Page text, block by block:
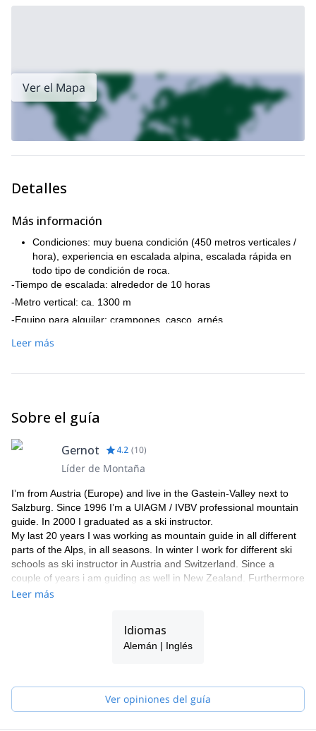
Ver el Mapa
Detalles
Más información
Condiciones: muy buena condición (450 metros verticales /
hora), experiencia en escalada alpina, escalada rápida en
todo tipo de condición de roca.
-Tiempo de escalada: alrededor de 10 horas
-Metro vertical: ca. 1300 m
-Equipo para alquilar: crampones, casco, arnés
Leer más
Sobre el guía
Gernot 4.2 (10)
Líder de Montaña
I’m from Austria (Europe) and live in the Gastein-Valley next to
Salzburg. Since 1996 I’m a UIAGM / IVBV professional mountain
guide. In 2000 I graduated as a ski instructor.
My last 20 years I was working as mountain guide in all different
parts of the Alps, in all seasons. In winter I work for different ski
schools as ski instructor in Austria and Switzerland. Since a
couple of years i am guiding as well in New Zealand. Furthermore
I`m working in several education teams like the Austrian Mountain
I was member of two Himalaya expeditions in 1997 and 2004. I
have been climbing on Cho Oyu and Broad Peak .
Leer más
Idiomas
Alemán | Inglés
Ver opiniones del guía